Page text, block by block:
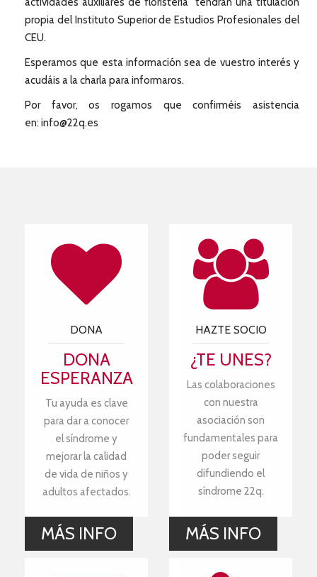
propia del Instituto Superior de Estudios Profesionales del
CEU.
Esperamos que esta información sea de vuestro interés y
acudáis a la charla para informaros.
Por favor, os rogamos que confirméis asistencia
en: info@22q.es
DONA
DONA
ESPERANZA
Tu ayuda es clave
para dar a conocer
el síndrome y
mejorar la calidad
de vida de niños y
adultos afectados.
MÁS INFO
HAZTE SOCIO
¿TE UNES?
Las colaboraciones
con nuestra
asociación son
fundamentales para
poder seguir
difundiendo el
síndrome 22q.
MÁS INFO